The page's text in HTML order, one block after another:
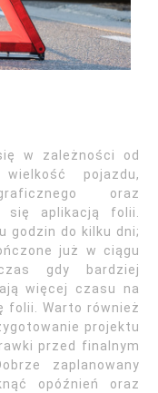
w zależności od
pojazdu,
oraz
się aplikacją folii.
godzin do kilku dni;
już w ciągu
gdy bardziej
więcej czasu na
folii. Warto również
projektu
przed finalnym
zaplanowany
opóźnień oraz